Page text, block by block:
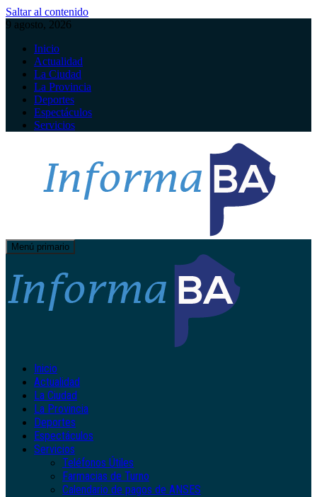
Saltar al contenido
9 agosto, 2026
Inicio
Actualidad
La Ciudad
La Provincia
Deportes
Espectáculos
Servicios
Menú primario
Inicio
Actualidad
La Ciudad
La Provincia
Deportes
Espectáculos
Servicios
Teléfonos Útiles
Farmacias de Turno
Calendario de pagos de ANSES